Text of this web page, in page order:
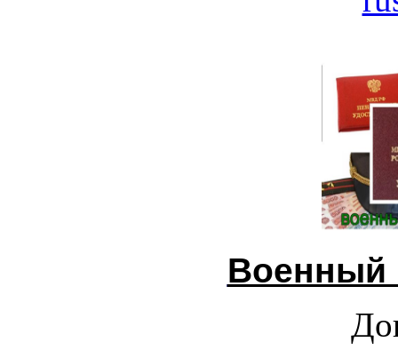
Военный